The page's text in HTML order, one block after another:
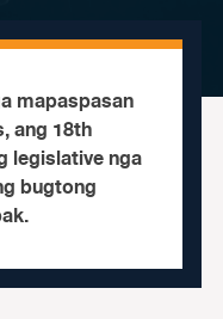
mapaspasan
ang 18th
legislative nga
bugtong